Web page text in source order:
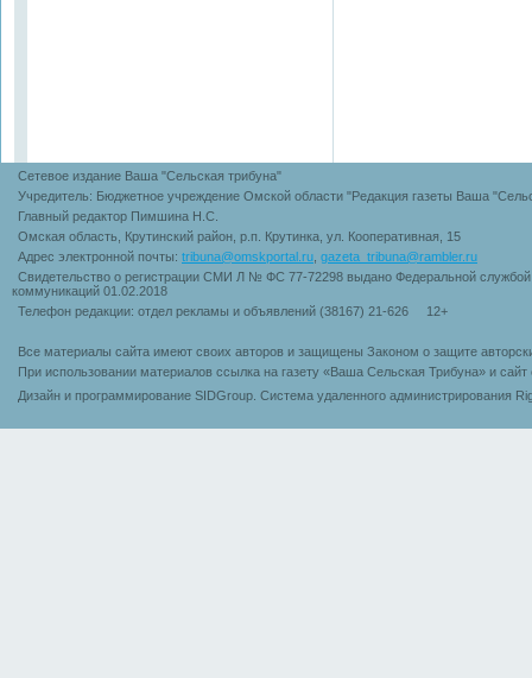
Сетевое издание Ваша "Сельская трибуна"
Учредитель: Бюджетное учреждение Омской области "Редакция газеты Ваша
Главный редактор Пимшина Н.С.
Омская область, Крутинский район, р.п. Крутинка, ул. Кооперативная, 15
Адрес электронной почты: tribuna@omskportal.ru gazeta_tribuna@rambler.ru
Свидетельство о регистрации СМИ Л № ФС 77-72298 выдано Федеральной
коммуникаций 01.02.2018
Телефон редакции: отдел рекламы и объявлений (38167) 21-626 12+
Все материалы сайта имеют своих авторов и защищены Законом о защите
При использовании материалов ссылка на газету «Ваша Сельская Трибуна» и сайт
Дизайн и программирование SIDGroup. Cистема удаленного администрирования